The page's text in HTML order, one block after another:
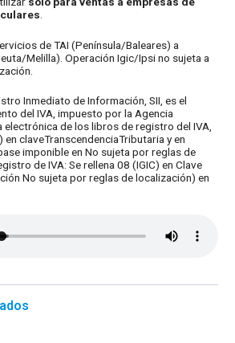
de TAI (Península/Baleares) a
Melilla). Operación Igic/Ipsi no sujeta a
Inmediato de Información, SII, es el
del IVA, impuesto por la Agencia
electrónica de los libros de registro del IVA,
en claveTranscendenciaTributaria y en
imponible en No sujeta por reglas de
de IVA: Se rellena 08 (IGIC) en Clave
No sujeta por reglas de localización) en